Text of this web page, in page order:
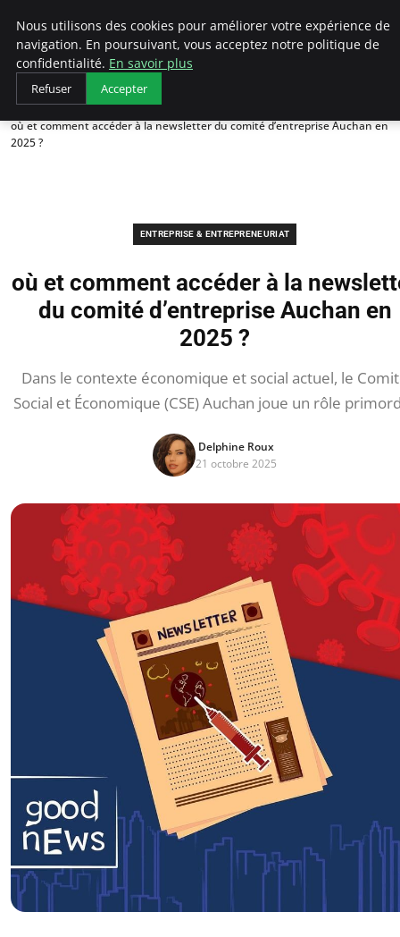
LECFCM
Accueil
Entreprise & Entrepreneuriat
où et comment accéder à la newsletter du comité d’entreprise Auchan en
2025 ?
ENTREPRISE & ENTREPRENEURIAT
où et comment accéder à la
du comité d’entreprise Auchan en
2025 ?
Dans le contexte économique et social actuel, le
Social et Économique (CSE) Auchan joue un rôle
Delphine Roux
21 octobre 2025
Nous utilisons des cookies pour améliorer votre expérience de
navigation. En poursuivant, vous acceptez notre politique de
confidentialité. En savoir plus
Refuser Accepter